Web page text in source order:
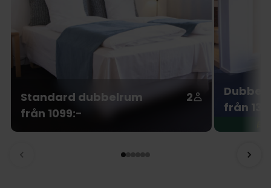
Standard dubbelrum
2
från 1099:-
från